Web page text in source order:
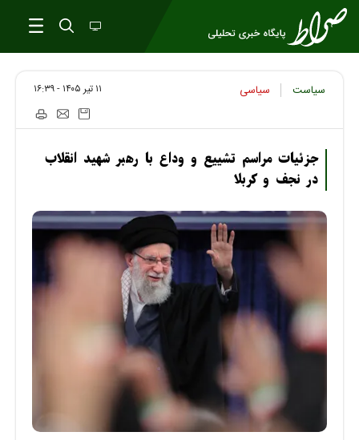
سیاست سیاسی ۱۱ تير ۱۴۰۵ - ۱۶:۳۹
جزئیات مراسم تشییع و وداع با رهبر شهید انقلاب
در نجف و کربلا